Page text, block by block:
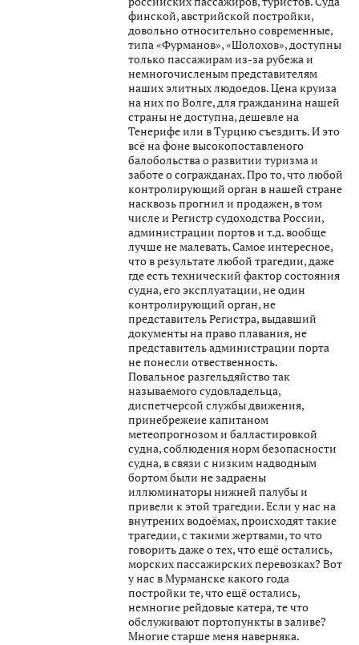
финской, австрийской постройки,
довольно относительно современные,
типа «Фурманов», «Шолохов», доступны
только пассажирам из-за рубежа и
немногочисленым представителям
наших элитных людоедов. Цена круиза
на них по Волге, для гражданина нашей
страны не доступна, дешевле на
Тенерифе или в Турцию съездить. И это
всё на фоне высокопоставленого
балобольства о развитии туризма и
заботе о согражданах. Про то, что любой
контролирующий орган в нашей стране
насквозь прогнил и продажен, в том
числе и Регистр судоходства России,
администрации портов и т.д. вообще
лучше не малевать. Самое интересное,
что в результате любой трагедии, даже
где есть технический фактор состояния
судна, его эксплуатации, не один
контролирующий орган, не
представитель Регистра, выдавший
документы на право плавания, не
представитель администрации порта
не понесли отвественность.
Повальное разгельдяйство так
называемого судовладельца,
диспетчерсой службы движения,
принебрежеие капитаном
метеопрогнозом и балластировкой
судна, соблюдения норм безопасности
судна, в связи с низким надводным
бортом были не задраены
иллюминаторы нижней палубы и
привели к этой трагедии. Если у нас на
внутрених водоёмах, происходят такие
трагедии, с такими жертвами, то что
говорить даже о тех, что ещё остались,
морских пассажирских перевозках? Вот
у нас в Мурманске какого года
постройки те, что ещё остались,
немногие рейдовые катера, те что
обслуживают портопункты в заливе?
Многие старше меня наверняка.